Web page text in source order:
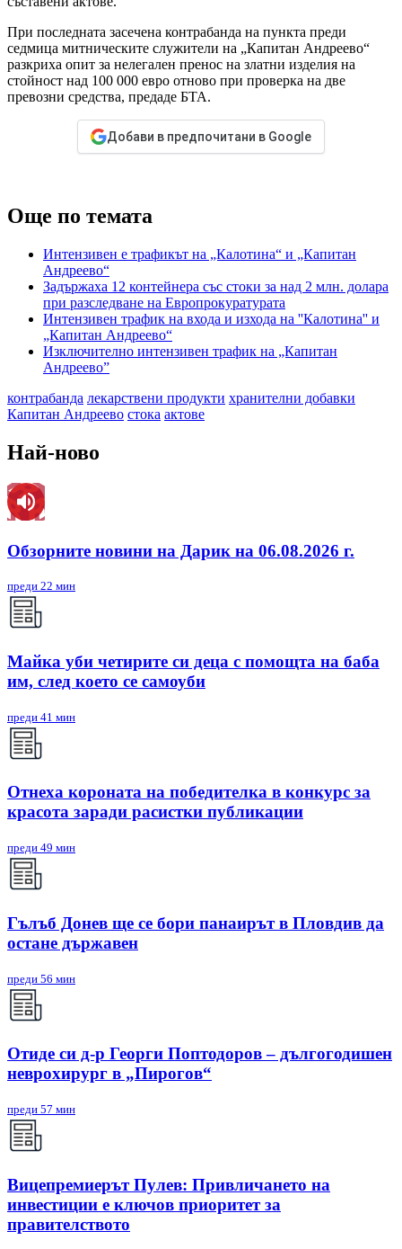
При последната засечена контрабанда на пункта преди
седмица митническите служители на „Капитан Андреево“
разкриха опит за нелегален пренос на златни изделия на
стойност над 100 000 евро отново при проверка на две
превозни средства, предаде БТА.
Добави в предпочитани в Google
Още по темата
Интензивен е трафикът на „Калотина“ и „Капитан
Андреево“
Задържаха 12 контейнера със стоки за над 2 млн. долара
при разследване на Европрокуратурата
Интензивен трафик на входа и изхода на ''Калотина'' и
„Капитан Андреево“
Изключително интензивен трафик на „Капитан
Андреево”
контрабанда лекарствени продукти хранителни добавки
Капитан Андреево стока актове
Най-ново
Обзорните новини на Дарик на 06.08.2026 г.
преди 22 мин
Майка уби четирите си деца с помощта на баба
им, след което се самоуби
преди 41 мин
Отнеха короната на победителка в конкурс за
красота заради расистки публикации
преди 49 мин
Гълъб Донев ще се бори панаирът в Пловдив да
остане държавен
преди 56 мин
Отиде си д-р Георги Поптодоров – дългогодишен
неврохирург в „Пирогов“
преди 57 мин
Вицепремиерът Пулев: Привличането на
инвестиции е ключов приоритет за
правителството